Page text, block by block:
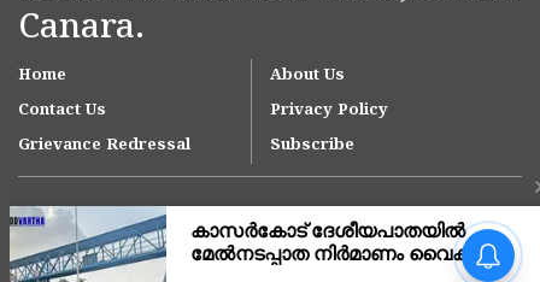
Canara.
Home
About Us
Contact Us
Privacy Policy
Grievance Redressal
Subscribe